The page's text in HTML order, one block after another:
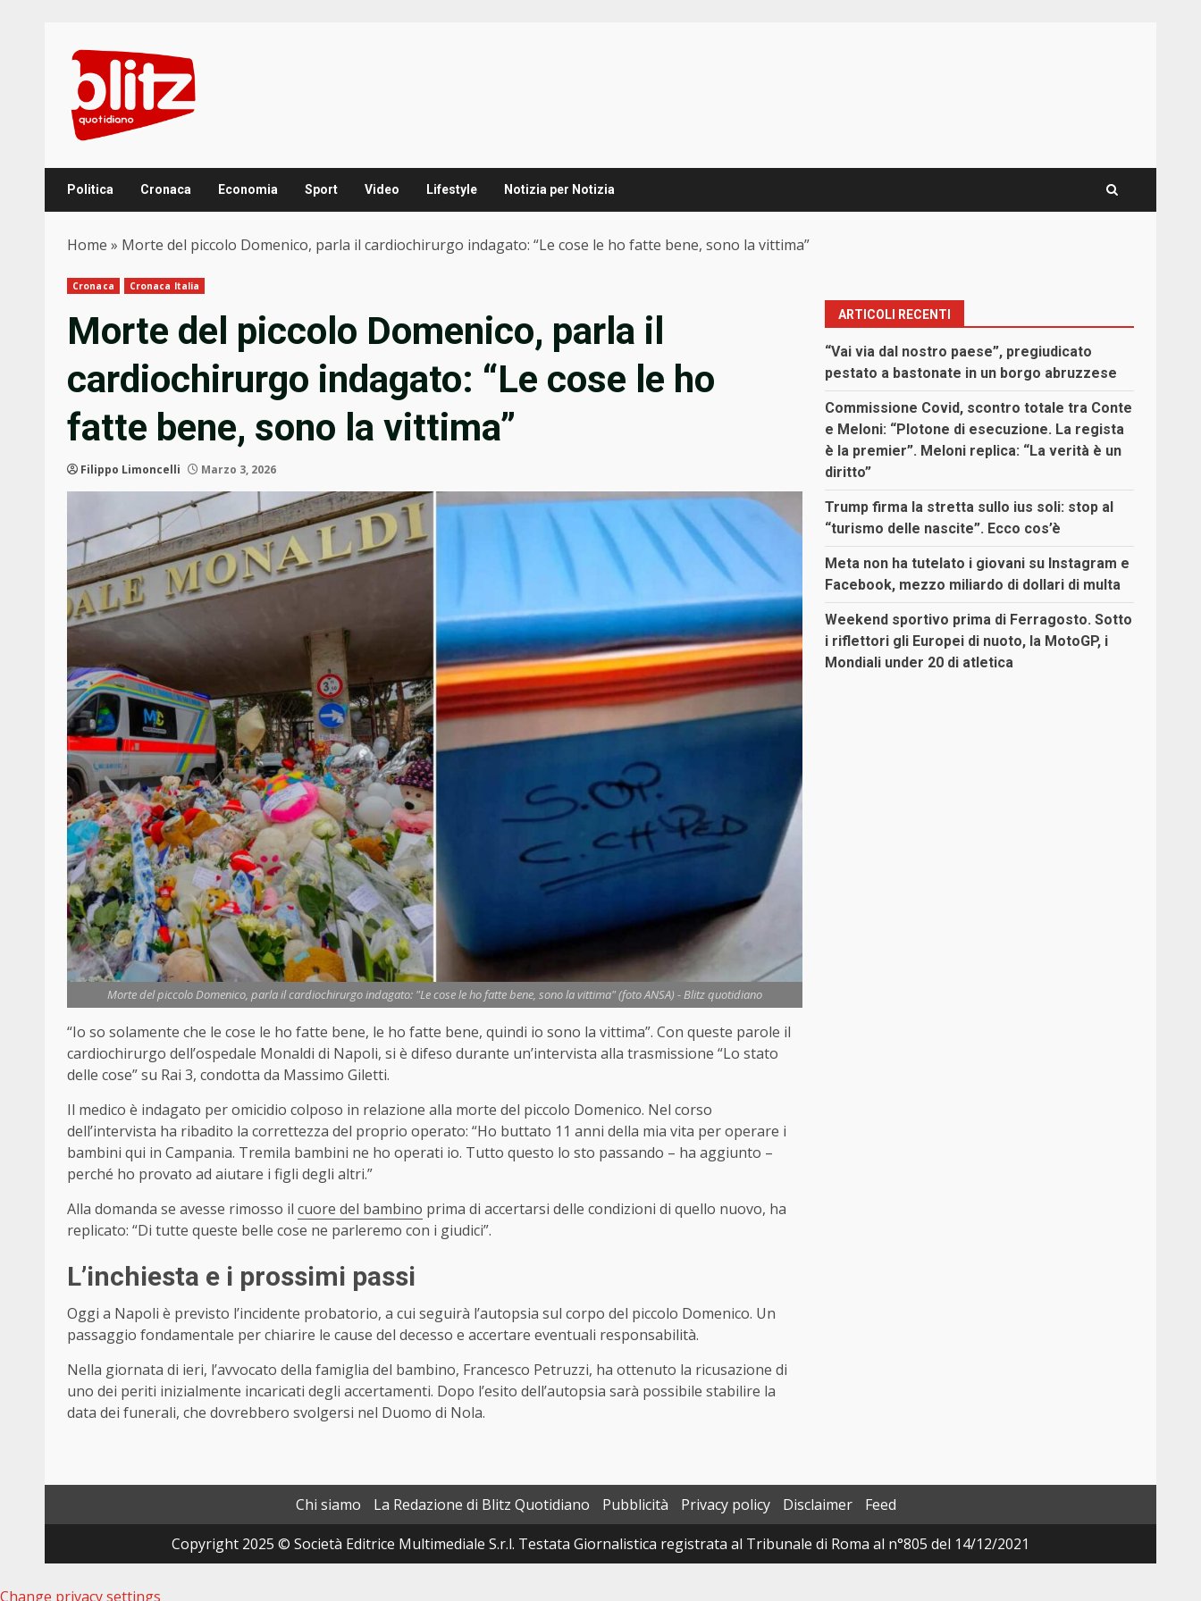
content
Politica Cronaca Economia Sport Video Lifestyle Notizia per Notizia
Home » Morte del piccolo Domenico, parla il cardiochirurgo indagato: “Le cose le ho fatte bene, sono la vittima”
Cronaca Cronaca Italia
Morte del piccolo Domenico, parla il
cardiochirurgo indagato: “Le cose le ho
fatte bene, sono la vittima”
Filippo Limoncelli Marzo 3, 2026
Morte del piccolo Domenico, parla il cardiochirurgo indagato: "Le cose le ho fatte bene, sono la vittima" (foto ANSA) - Blitz quotidiano
“Io so solamente che le cose le ho fatte bene, le ho fatte bene, quindi io sono la vittima”. Con queste parole il
cardiochirurgo dell’ospedale Monaldi di Napoli, si è difeso durante un’intervista alla trasmissione “Lo stato
delle cose” su Rai 3, condotta da Massimo Giletti.
Il medico è indagato per omicidio colposo in relazione alla morte del piccolo Domenico. Nel corso
dell’intervista ha ribadito la correttezza del proprio operato: “Ho buttato 11 anni della mia vita per operare i
bambini qui in Campania. Tremila bambini ne ho operati io. Tutto questo lo sto passando – ha aggiunto –
perché ho provato ad aiutare i figli degli altri.”
Alla domanda se avesse rimosso il cuore del bambino prima di accertarsi delle condizioni di quello nuovo, ha
replicato: “Di tutte queste belle cose ne parleremo con i giudici”.
L’inchiesta e i prossimi passi
Oggi a Napoli è previsto l’incidente probatorio, a cui seguirà l’autopsia sul corpo del piccolo Domenico. Un
passaggio fondamentale per chiarire le cause del decesso e accertare eventuali responsabilità.
Nella giornata di ieri, l’avvocato della famiglia del bambino, Francesco Petruzzi, ha ottenuto la ricusazione di
uno dei periti inizialmente incaricati degli accertamenti. Dopo l’esito dell’autopsia sarà possibile stabilire la
data dei funerali, che dovrebbero svolgersi nel Duomo di Nola.
ARTICOLI RECENTI
“Vai via dal nostro paese”, pregiudicato
pestato a bastonate in un borgo abruzzese
Commissione Covid, scontro totale tra Conte
e Meloni: “Plotone di esecuzione. La regista
è la premier”. Meloni replica: “La verità è un
diritto”
Trump firma la stretta sullo ius soli: stop al
“turismo delle nascite”. Ecco cos’è
Meta non ha tutelato i giovani su Instagram e
Facebook, mezzo miliardo di dollari di multa
Weekend sportivo prima di Ferragosto. Sotto
i riflettori gli Europei di nuoto, la MotoGP, i
Mondiali under 20 di atletica
Chi siamo La Redazione di Blitz Quotidiano Pubblicità Privacy policy Disclaimer
Feed
Copyright 2025 © Società Editrice Multimediale S.r.l. Testata Giornalistica registrata al Tribunale di Roma al n°805 del 14/12/2021
Change privacy settings